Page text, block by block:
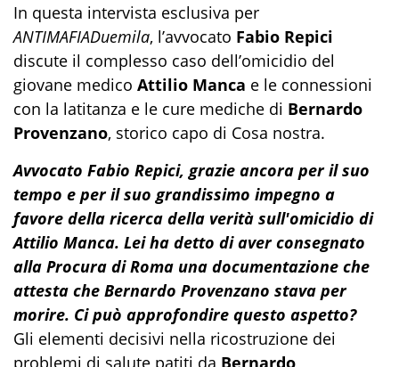
In questa intervista esclusiva per
ANTIMAFIADuemila, l’avvocato Fabio Repici
discute il complesso caso dell’omicidio del
giovane medico Attilio Manca e le connessioni
con la latitanza e le cure mediche di Bernardo
Provenzano, storico capo di Cosa nostra.
Avvocato Fabio Repici, grazie ancora per il suo
tempo e per il suo grandissimo impegno a
favore della ricerca della verità sull'omicidio di
Attilio Manca. Lei ha detto di aver consegnato
alla Procura di Roma una documentazione che
attesta che Bernardo Provenzano stava per
morire. Ci può approfondire questo aspetto?
Gli elementi decisivi nella ricostruzione dei
problemi di salute patiti da Bernardo